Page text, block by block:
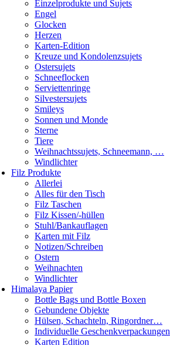
Einzelprodukte und Sujets
Engel
Glocken
Herzen
Karten-Edition
Kreuze und Kondolenzsujets
Ostersujets
Schneeflocken
Serviettenringe
Silvestersujets
Smileys
Sonnen und Monde
Sterne
Tiere
Weihnachtssujets, Schneemann, …
Windlichter
Filz Produkte
Allerlei
Alles für den Tisch
Filz Taschen
Filz Kissen/-hüllen
Stuhl/Bankauflagen
Karten mit Filz
Notizen/Schreiben
Ostern
Weihnachten
Windlichter
Himalaya Papier
Bottle Bags und Bottle Boxen
Gebundene Objekte
Hülsen, Schachteln, Ringordner…
Individuelle Geschenkverpackungen
Karten Edition